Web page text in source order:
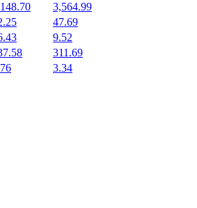
3,564.99
47.69
9.52
311.69
3.34